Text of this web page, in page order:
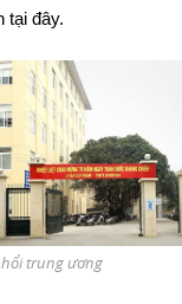
tại đây.
trung ương